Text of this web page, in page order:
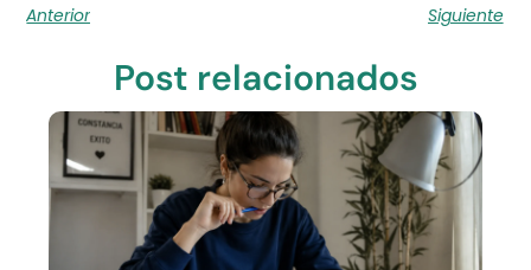
Anterior Siguiente
Post relacionados